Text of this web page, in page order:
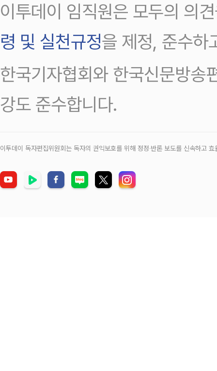
이투데이 임직원은 모두의 의
령 및 실천규정을 제정, 준수하
한국기자협회와 한국신문방송
강도 준수합니다.
이투데이 독자편집위원회는 독자의 권익보호를 위해 정정‧반론 보도를 신속하고